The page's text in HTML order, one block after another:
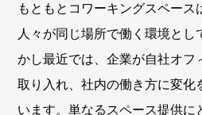
もともとコワーキングスペー
人々が同じ場所で働く環境とし
かし最近では、企業が自社オフ
取り入れ、社内の働き方に変化
います。単なるスペース提供に